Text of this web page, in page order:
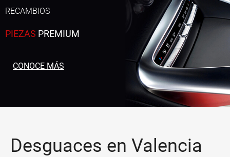
RECAMBIOS
PIEZAS PREMIUM
CONOCE MÁS
Desguaces en Valencia